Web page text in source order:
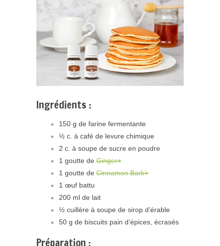
Ingrédients :
150 g de farine fermentante
½ c. à café de levure chimique
2 c. à soupe de sucre en poudre
1 goutte de Ginger+
1 goutte de Cinnamon Bark+
1 œuf battu
200 ml de lait
½ cuillère à soupe de sirop d’érable
50 g de biscuits pain d’épices, écrasés
Préparation :